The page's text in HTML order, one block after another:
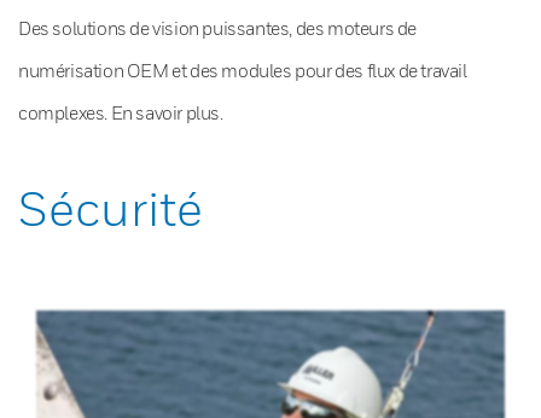
Des solutions de vision puissantes, des moteurs de
numérisation OEM et des modules pour des flux de travail
complexes. En savoir plus.
Sécurité